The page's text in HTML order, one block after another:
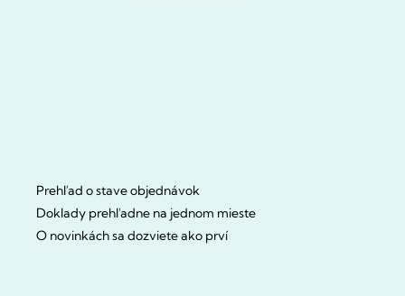
Prehľad o stave objednávok
Doklady prehľadne na jednom mieste
O novinkách sa dozviete ako prví